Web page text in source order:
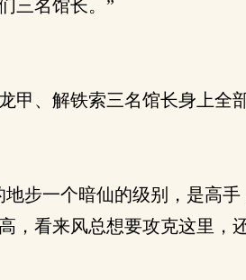
三名馆长。”
甲、解铁索三名馆长身上全
步一个暗仙的级别，是高
，看来风总想要攻克这里，